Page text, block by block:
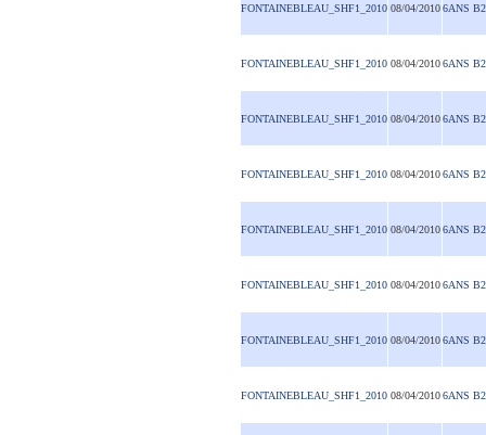
FONTAINEBLEAU_SHF1_2010 08/04/2010 6ANS B2
FONTAINEBLEAU_SHF1_2010 08/04/2010 6ANS B2
FONTAINEBLEAU_SHF1_2010 08/04/2010 6ANS B2
FONTAINEBLEAU_SHF1_2010 08/04/2010 6ANS B2
FONTAINEBLEAU_SHF1_2010 08/04/2010 6ANS B2
FONTAINEBLEAU_SHF1_2010 08/04/2010 6ANS B2
FONTAINEBLEAU_SHF1_2010 08/04/2010 6ANS B2
FONTAINEBLEAU_SHF1_2010 08/04/2010 6ANS B2